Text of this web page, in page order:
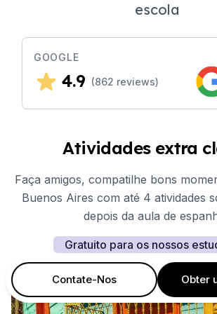
escola
GOOGLE
4.9 (862 reviews)
Atividades extra
Faça amigos, compatilhe bons
Buenos Aires com até 4 atividades
depois da aula de
Gratuito para os nossos
Contate-Nos Obter